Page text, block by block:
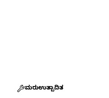
ಮರುಉತ್ಪಾದಿತ